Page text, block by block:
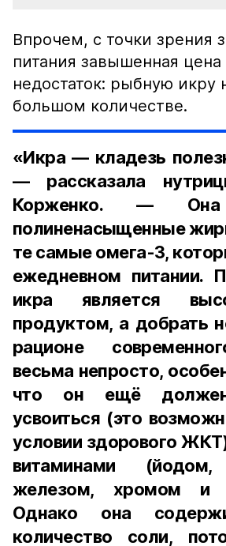
Впрочем, с точки зрения
питания завышенная
недостаток: рыбную икру
большом количестве.
«Икра — кладезь
— рассказала
Корженко. — Она
полиненасыщенные
те самые омега-3,
ежедневном питании.
икра является
продуктом, а добрать
рационе
весьма непросто,
что он ещё должен
усвоиться (это
условии здорового
витаминами
железом, хромом и
Однако она
количество соли,